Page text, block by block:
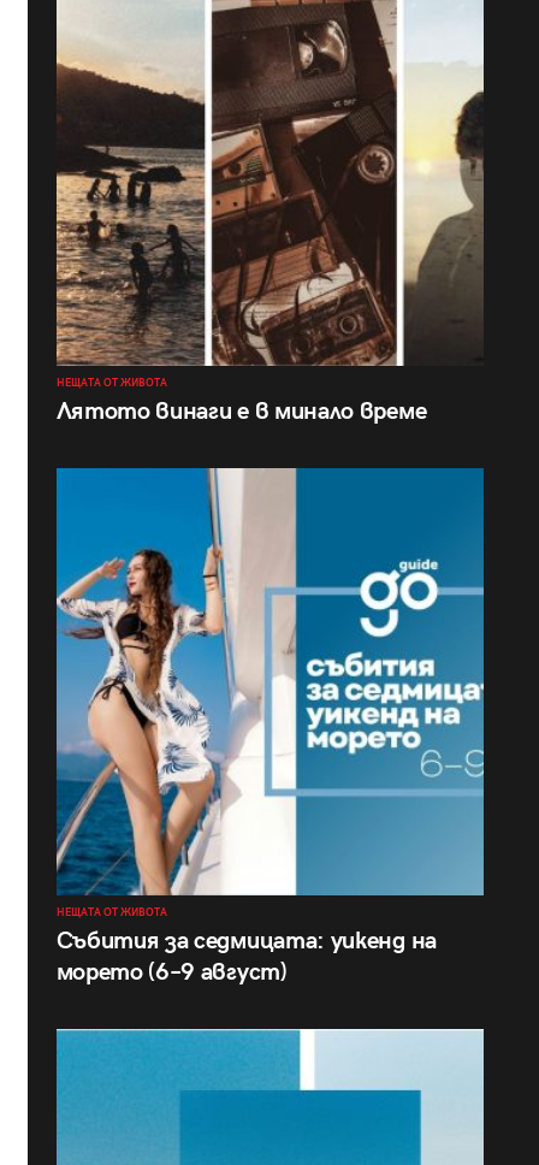
НЕЩАТА ОТ ЖИВОТА
Лятото винаги е в минало време
НЕЩАТА ОТ ЖИВОТА
Събития за седмицата: уикенд на
морето (6–9 август)